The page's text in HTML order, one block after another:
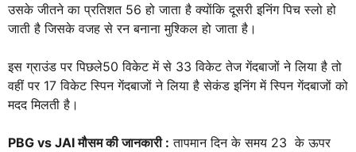
उसके जीतने का प्रतिशत 56 हो जाता है क्योंकि दूसरी इनिंग पिच स्लो हो
जाती है जिसके वजह से रन बनाना मुश्किल हो जाता है।
इस ग्राउंड पर पिछले50 विकेट में से 33 विकेट तेज गेंदबाजों ने लिया है तो
वहीं पर 17 विकेट स्पिन गेंदबाजों ने लिया है सेकंड इनिंग में स्पिन गेंदबाजों को
मदद मिलती है।
PBG vs JAIमौसम की जानकारी : तापमान दिन के समय 23 के ऊपर